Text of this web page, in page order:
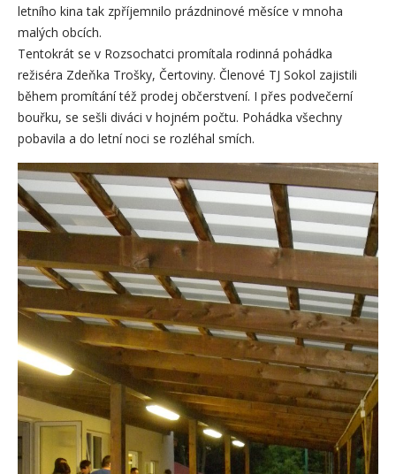
letního kina tak zpříjemnilo prázdninové měsíce v mnoha
malých obcích.
Tentokrát se v Rozsochatci promítala rodinná pohádka
režiséra Zdeňka Trošky, Čertoviny. Členové TJ Sokol zajistili
během promítání též prodej občerstvení. I přes podvečerní
bouřku, se sešli diváci v hojném počtu. Pohádka všechny
pobavila a do letní noci se rozléhal smích.